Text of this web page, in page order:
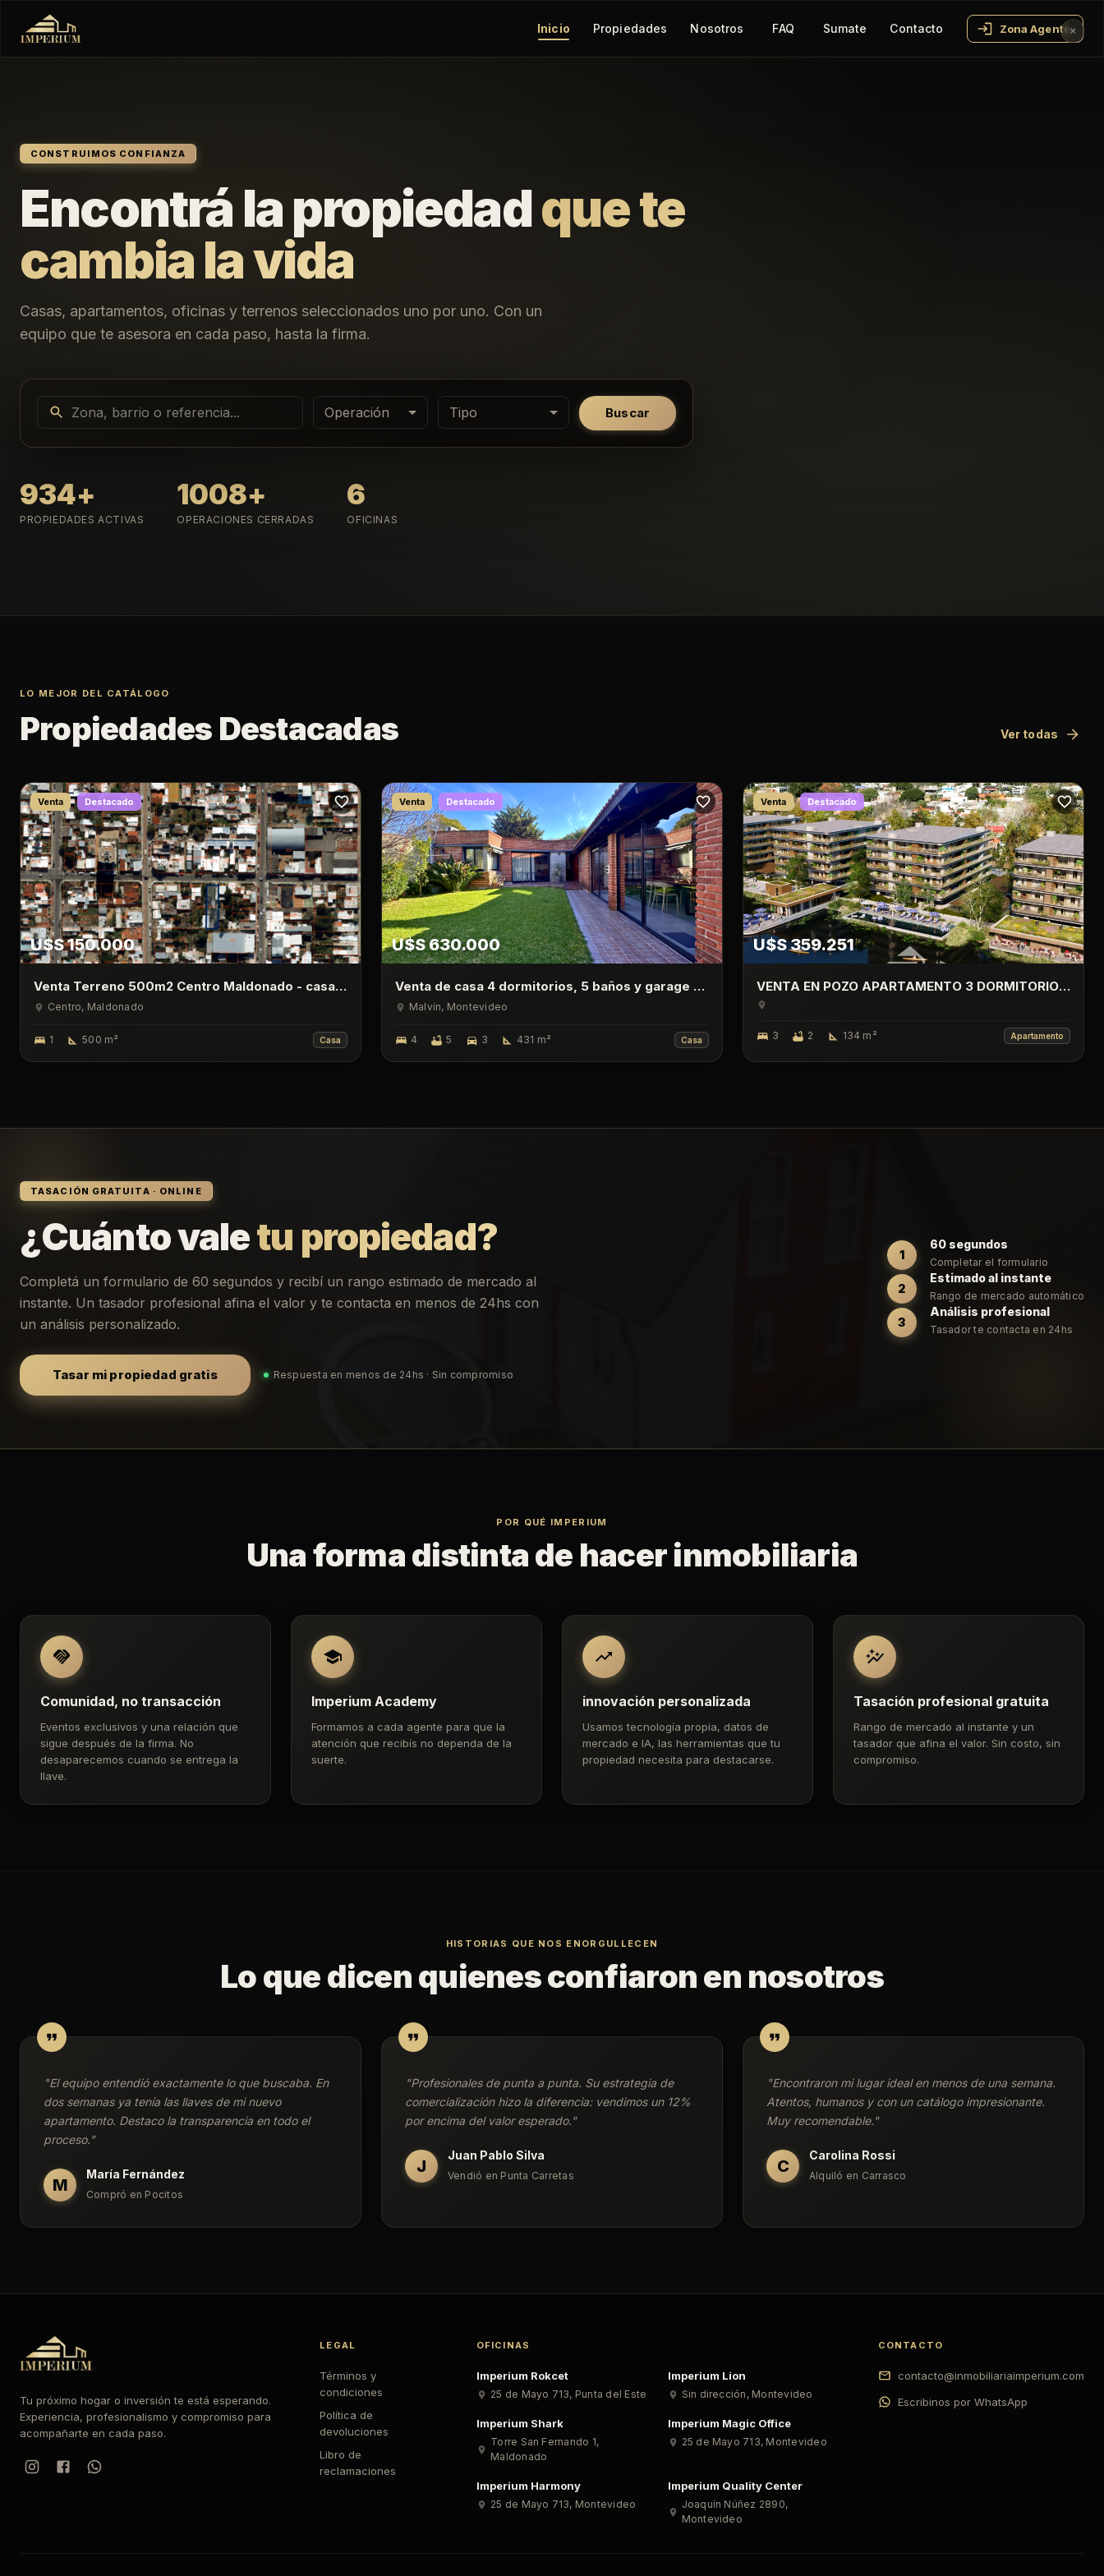
Inicio Propiedades Nosotros FAQ Sumate Contacto Zona Agente
CONSTRUIMOS CONFIANZA
Encontrá la propiedadque te
cambia la vida
Casas, apartamentos, oficinas y terrenos seleccionados uno por uno. Con un
equipo que te asesora en cada paso, hasta la firma.
Operación Tipo Buscar
934+
PROPIEDADES ACTIVAS
1008+
OPERACIONES CERRADAS
6
OFICINAS
LO MEJOR DEL CATÁLOGO
Propiedades Destacadas Ver todas
Venta Destacado
U$S 150.000
Venta Terreno 500m2 Centro Maldonado - casa
de 1 Dormitorio
Centro, Maldonado
1 500 m² Casa
Venta Destacado
U$S 630.000
Venta de casa 4 dormitorios, 5 baños y garage en
Malvin
Malvín, Montevideo
4 5 3 431 m² Casa
Venta Destacado
U$S 359.251
VENTA EN POZO APARTAMENTO 3 DORMITORIO
CON TERRAZA, LAGO CALCAGNO, CIUDAD DE LA
3 2 134 m² Apartamento
TASACIÓN GRATUITA · ONLINE
¿Cuánto valetu propiedad?
Completá un formulario de 60 segundos y recibí un rango estimado de mercado al
instante. Un tasador profesional afina el valor y te contacta en menos de 24hs con
un análisis personalizado.
Tasar mi propiedad gratis Respuesta en menos de 24hs · Sin compromiso
1
60 segundos
Completar el formulario
2
Estimado al instante
Rango de mercado automático
3
Análisis profesional
Tasador te contacta en 24hs
POR QUÉ IMPERIUM
Una forma distinta de hacer inmobiliaria
Comunidad, no transacción
Eventos exclusivos y una relación que
sigue después de la firma. No
desaparecemos cuando se entrega la
llave.
Imperium Academy
Formamos a cada agente para que la
atención que recibís no dependa de la
suerte.
innovación personalizada
Usamos tecnología propia, datos de
mercado e IA, las herramientas que tu
propiedad necesita para destacarse.
Tasación profesional gratuita
Rango de mercado al instante y un
tasador que afina el valor. Sin costo, sin
compromiso.
HISTORIAS QUE NOS ENORGULLECEN
Lo que dicen quienes confiaron en nosotros
"El equipo entendió exactamente lo que buscaba. En
dos semanas ya tenía las llaves de mi nuevo
apartamento. Destaco la transparencia en todo el
proceso."
M
María Fernández
Compró en Pocitos
"Profesionales de punta a punta. Su estrategia de
comercialización hizo la diferencia: vendimos un 12%
por encima del valor esperado."
J
Juan Pablo Silva
Vendió en Punta Carretas
"Encontraron mi lugar ideal en menos de una semana.
Atentos, humanos y con un catálogo impresionante.
Muy recomendable."
C
Carolina Rossi
Alquiló en Carrasco
Tu próximo hogar o inversión te está esperando.
Experiencia, profesionalismo y compromiso para
acompañarte en cada paso.
LEGAL
Términos y
condiciones
Política de
devoluciones
Libro de
reclamaciones
OFICINAS
Imperium Rokcet
25 de Mayo 713, Punta del Este
Imperium Lion
Sin dirección , Montevideo
Imperium Shark
Torre San Fernando 1,
Maldonado
Imperium Magic Office
25 de Mayo 713, Montevideo
Imperium Harmony
25 de Mayo 713, Montevideo
Imperium Quality Center
Joaquín Núñez 2890,
Montevideo
CONTACTO
contacto@inmobiliariaimperium.com
Escribinos por WhatsApp
✕